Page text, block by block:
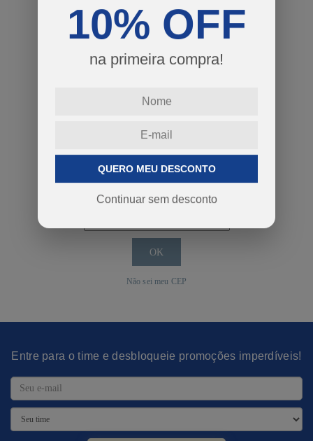
10% OFF
na primeira compra!
QUERO MEU DESCONTO
Continuar sem desconto
Guia de Tamanhos
+
-
COMPRAR
Calcular o Frete
Não sei meu CEP
Entre para o time e desbloqueie promoções imperdíveis!